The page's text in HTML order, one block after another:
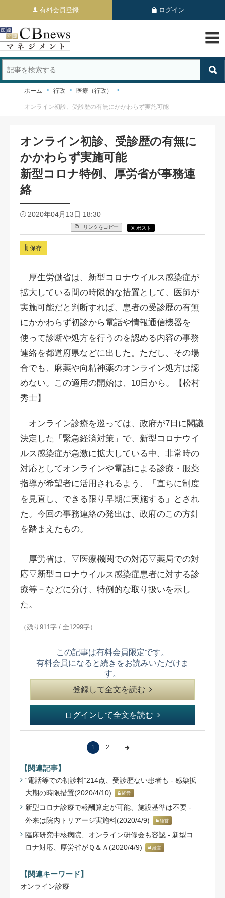
有料会員登録 ログイン
ホーム 行政 医療（行政）
オンライン初診、受診歴の有無にかかわらず実施可能
オンライン初診、受診歴の有無に
かかわらず実施可能
新型コロナ特例、厚労省が事務連
絡
2020年04月13日 18:30
リンクをコピー X ポスト
保存
厚生労働省は、新型コロナウイルス感染症が
拡大している間の時限的な措置として、医師が
実施可能だと判断すれば、患者の受診歴の有無
にかかわらず初診から電話や情報通信機器を
使って診断や処方を行うのを認める内容の事務
連絡を都道府県などに出した。ただし、その場
合でも、麻薬や向精神薬のオンライン処方は認
めない。
この適用の開始は、10日から。
【松村
秀士】
オンライン診療を巡っては、政府が7日に閣議
決定した「緊急経済対策」で、新型コロナウイ
ルス感染症が急激に拡大している中、非常時の
対応としてオンラインや電話による診療・服薬
指導が希望者に活用されるよう、「直ちに制度
を見直し、できる限り早期に実施する」とされ
た。今回の事務連絡の発出は、政府のこの方針
を踏まえたもの。
厚労省は、▽医療機関での対応▽薬局での対
応▽新型コロナウイルス感染症患者に対する診
療等－などに分け、特例的な取り扱いを示し
た。
（残り911字 / 全1299字）
この記事は有料会員限定です。
有料会員になると続きをお読みいただけま
す。
登録して全文を読む
ログインして全文を読む
1 2
【関連記事】
“電話等での初診料”214点、受診歴ない患者も - 感染拡
大期の時限措置(2020/4/10)
経営
新型コロナ診療で報酬算定が可能、施設基準は不要 -
外来は院内トリアージ実施料(2020/4/9)
経営
臨床研究中核病院、オンライン研修会も容認 - 新型コ
ロナ対応、厚労省がＱ＆Ａ(2020/4/9)
経営
【関連キーワード】
オンライン診療